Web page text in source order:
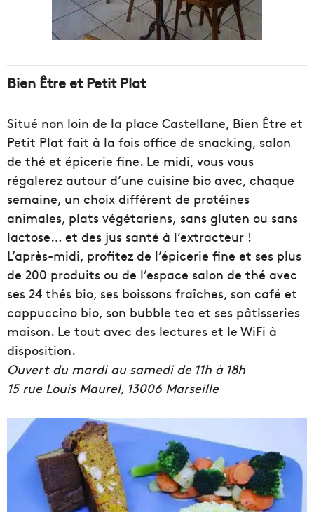
Bien Être et Petit Plat
Situé non loin de la place Castellane, Bien Être et
Petit Plat fait à la fois office de snacking, salon
de thé et épicerie fine. Le midi, vous vous
régalerez autour d’une cuisine bio avec, chaque
semaine, un choix différent de protéines
animales, plats végétariens, sans gluten ou sans
lactose… et des jus santé à l’extracteur !
L’après-midi, profitez de l’épicerie fine et ses plus
de 200 produits ou de l’espace salon de thé avec
ses 24 thés bio, ses boissons fraîches, son café et
cappuccino bio, son bubble tea et ses pâtisseries
maison. Le tout avec des lectures et le WiFi à
disposition.
Ouvert du mardi au samedi de 11h à 18h
15 rue Louis Maurel, 13006 Marseille